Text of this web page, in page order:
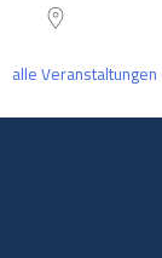
alle Veranstaltungen